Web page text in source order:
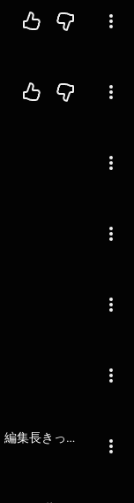
今月のLEEをスタッフとトーク！編集長きっこのLEE'sカフェ